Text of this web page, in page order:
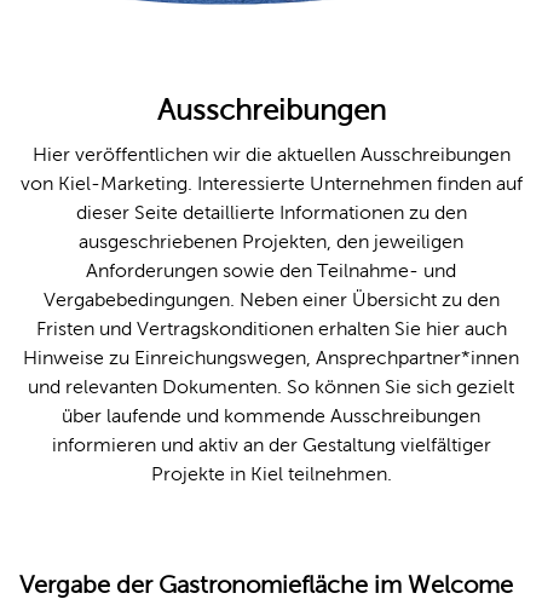
Ausschreibungen
Hier veröffentlichen wir die aktuellen Ausschreibungen
von Kiel-Marketing. Interessierte Unternehmen finden auf
dieser Seite detaillierte Informationen zu den
ausgeschriebenen Projekten, den jeweiligen
Anforderungen sowie den Teilnahme- und
Vergabebedingungen. Neben einer Übersicht zu den
Fristen und Vertragskonditionen erhalten Sie hier auch
Hinweise zu Einreichungswegen, Ansprechpartner*innen
und relevanten Dokumenten. So können Sie sich gezielt
über laufende und kommende Ausschreibungen
informieren und aktiv an der Gestaltung vielfältiger
Projekte in Kiel teilnehmen.
Vergabe der Gastronomiefläche im Welcome